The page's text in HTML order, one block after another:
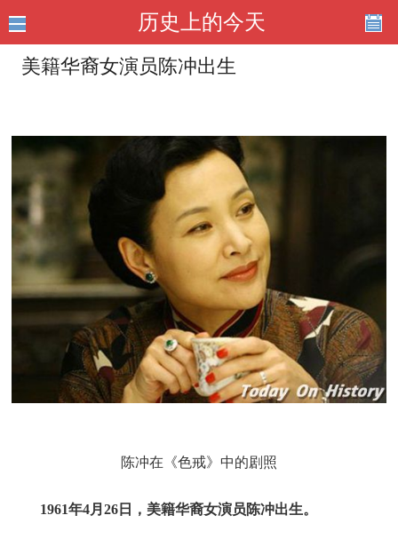
历史上的今天
美籍华裔女演员陈冲出生
陈冲在《色戒》中的剧照
1961年4月26日，美籍华裔女演员陈冲出生。